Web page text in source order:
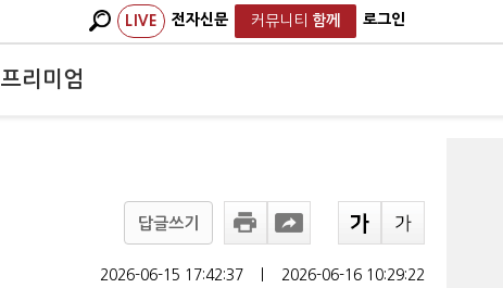
LIVE 전자신문 커뮤니티 함께 로그인
프리미엄
답글쓰기
2026-06-15 17:42:37 2026-06-16 10:29:22